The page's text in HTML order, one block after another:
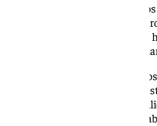
difundidas a través de los
preocupación de todo el país,
ciudadanía, que en estos días
atraviesa la Comunidad
En las últimas horas,
en
perdido todo a volver a la
numerosas iniciativas para